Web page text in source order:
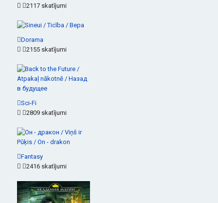
2117 skatījumi
Dorama
2155 skatījumi
Sci-Fi
2809 skatījumi
Fantasy
2416 skatījumi